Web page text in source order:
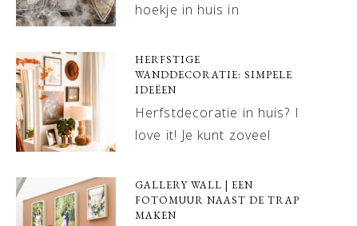
hoekje in huis in
HERFSTIGE
WANDDECORATIE: SIMPELE
IDEËEN
Herfstdecoratie in huis? I
love it! Je kunt zoveel
GALLERY WALL | EEN
FOTOMUUR NAAST DE TRAP
MAKEN